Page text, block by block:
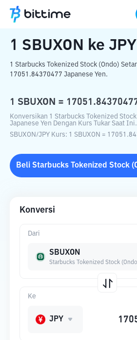
Beranda Konverter Kripto
1 SBUXON ke JPY
1 Starbucks Tokenized Stock (Ondo)
17051.84370477 Japanese Yen.
1 SBUXON =
Konversikan 1 Starbucks Tokenized
Japanese Yen Dengan Kurs Tukar Saat Ini.
SBUXON/JPY Kurs: 1 SBUXON =
Beli Starbucks Tokenized Stock
Konversi
Dari
SBUXON
Starbucks Tokenized Stock
Ke
JPY